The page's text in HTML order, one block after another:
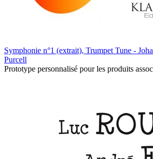
Symphonie n°1 (extrait), Trumpet Tune -
Purcell
Prototype personnalisé pour les produits